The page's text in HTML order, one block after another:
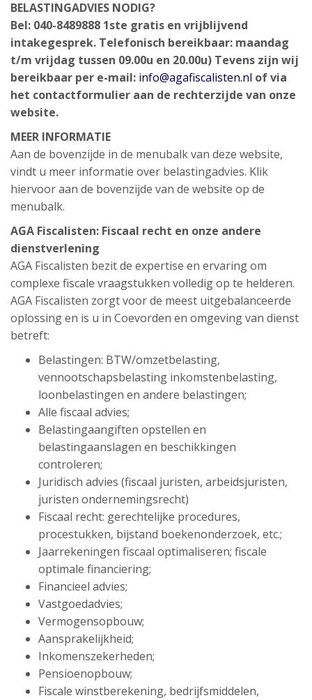
BELASTINGADVIES NODIG?
Bel: 040-8489888 1ste gratis en vrijblijvend
intakegesprek. Telefonisch bereikbaar: maandag
t/m vrijdag tussen 09.00u en 20.00u) Tevens zijn wij
bereikbaar per e-mail: info@agafiscalisten.nl of via
het contactformulier aan de rechterzijde van onze
website.
MEER INFORMATIE
Aan de bovenzijde in de menubalk van deze website,
vindt u meer informatie over belastingadvies. Klik
hiervoor aan de bovenzijde van de website op de
menubalk.
AGA Fiscalisten: Fiscaal recht en onze andere
dienstverlening
AGA Fiscalisten bezit de expertise en ervaring om
complexe fiscale vraagstukken volledig op te helderen.
AGA Fiscalisten zorgt voor de meest uitgebalanceerde
oplossing en is u in Coevorden en omgeving van dienst
betreft:
Belastingen: BTW/omzetbelasting,
vennootschapsbelasting inkomstenbelasting,
loonbelastingen en andere belastingen;
Alle fiscaal advies;
Belastingaangiften opstellen en
belastingaanslagen en beschikkingen
controleren;
Juridisch advies (fiscaal juristen, arbeidsjuristen,
juristen ondernemingsrecht)
Fiscaal recht: gerechtelijke procedures,
procestukken, bijstand boekenonderzoek, etc.;
Jaarrekeningen fiscaal optimaliseren; fiscale
optimale financiering;
Financieel advies;
Vastgoedadvies;
Vermogensopbouw;
Aansprakelijkheid;
Inkomenszekerheden;
Pensioenopbouw;
Fiscale winstberekening, bedrijfsmiddelen,